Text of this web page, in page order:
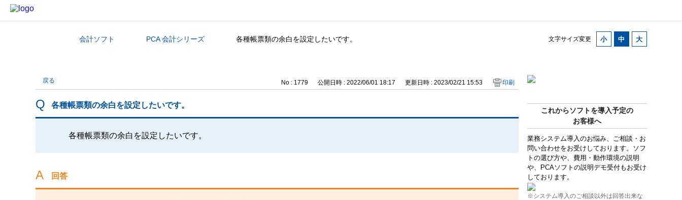
文字サイズ変更
カテゴリから探す
会計ソフト PCA 会計シリーズ 各種帳票類の余白を設定したいです。
これからソフトを導入予定の
お客様へ
業務システム導入のお悩み、ご相談・お
問い合わせをお受けしております。ソフ
トの選び方や、費用・動作環境の説明
や、PCAソフトの説明デモ受付もお受け
しております。
※システム導入のご相談以外は回答出来な
戻る No : 1779 公開日時 : 2022/06/01 18:17 更新日時 : 2023/02/21 15:53 印刷
各種帳票類の余白を設定したいです。
各種帳票類の余白を設定したいです。
回答